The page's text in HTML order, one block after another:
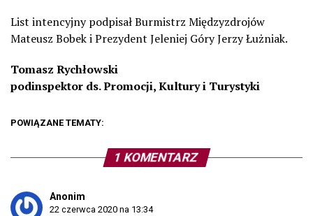
List intencyjny podpisał Burmistrz Międzyzdrojów
Mateusz Bobek i Prezydent Jeleniej Góry Jerzy Łużniak.
Tomasz Rychłowski
podinspektor ds. Promocji, Kultury i Turystyki
POWIĄZANE TEMATY:
1 KOMENTARZ
Anonim
22 czerwca 2020 na 13:34